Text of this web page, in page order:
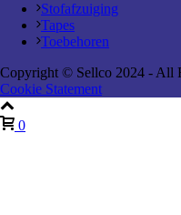
Stofafzuiging
Tapes
Toebehoren
Copyright © Sellco 2024 - All
Cookie Statement
0